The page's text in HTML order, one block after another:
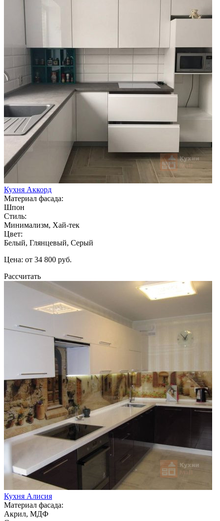
Кухня Аккорд
Материал фасада:
Шпон
Стиль:
Минимализм, Хай-тек
Цвет:
Белый, Глянцевый, Серый
Цена: от 34 800 руб.
Рассчитать
Кухня Алисия
Материал фасада:
Акрил, МДФ